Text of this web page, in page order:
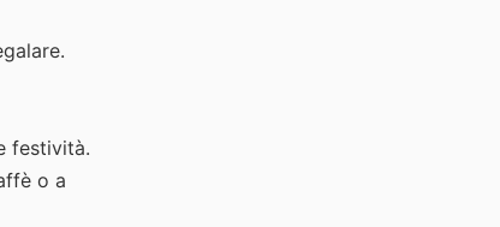
festività.
o a